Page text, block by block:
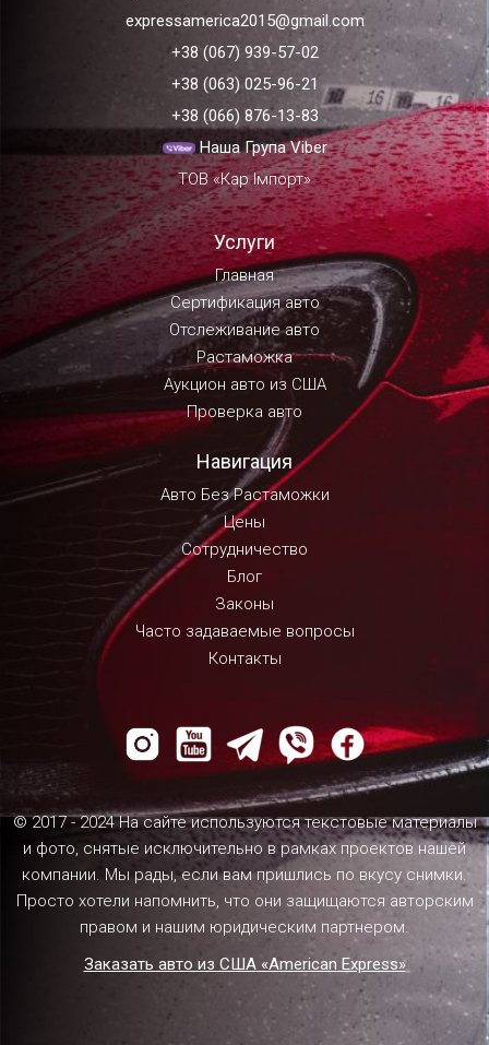
expressamerica2015@gmail.com
+38 (067) 939-57-02
+38 (063) 025-96-21
+38 (066) 876-13-83
Наша Група Viber
ТОВ «Кар Імпорт»
Услуги
Главная
Сертификация авто
Отслеживание авто
Растаможка
Аукцион авто из США
Проверка авто
Навигация
Авто Без Растаможки
Цены
Сотрудничество
Блог
Законы
Часто задаваемые вопросы
Контакты
© 2017 - 2024 На сайте используются текстовые материалы
и фото, снятые исключительно в рамках проектов нашей
компании. Мы рады, если вам пришлись по вкусу снимки.
Просто хотели напомнить, что они защищаются авторским
правом и нашим юридическим партнером.
Заказать авто из США «American Express»